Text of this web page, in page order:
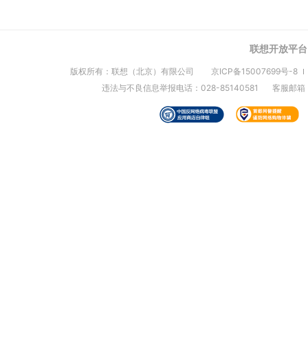
联想开放平台
版权所有：联想（北京）有限公司
京ICP备15007699号-8
违法与不良信息举报电话：028-85140581
客服邮